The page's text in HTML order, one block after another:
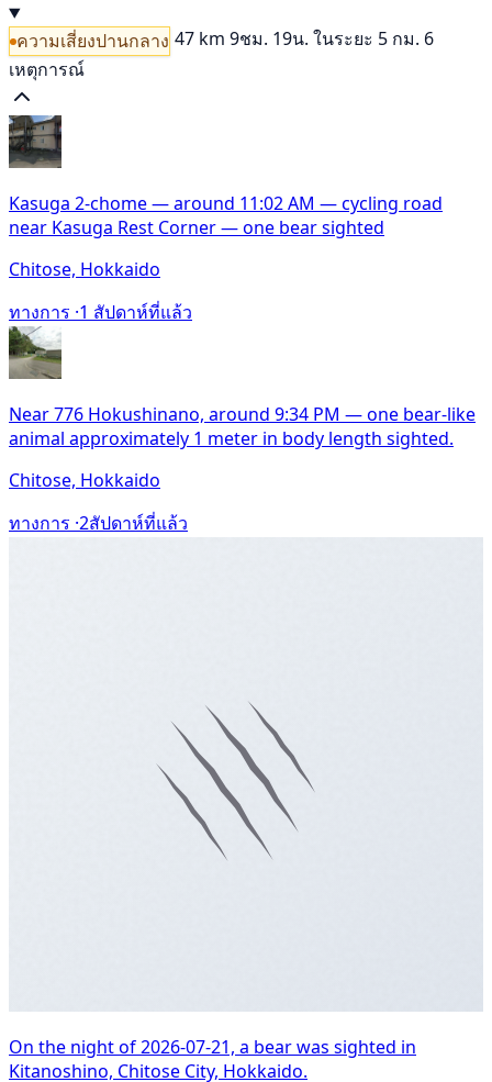
ความเสี่ยงปานกลาง 47 km 9ชม. 19น. ในระยะ 5 กม. 6
เหตุการณ์
Kasuga 2-chome — around 11:02 AM — cycling road
near Kasuga Rest Corner — one bear sighted
Chitose, Hokkaido
ทางการ ·1 สัปดาห์ที่แล้ว
Near 776 Hokushinano, around 9:34 PM — one bear-like
animal approximately 1 meter in body length sighted.
Chitose, Hokkaido
ทางการ ·2สัปดาห์ที่แล้ว
On the night of 2026-07-21, a bear was sighted in
Kitanoshino, Chitose City, Hokkaido.